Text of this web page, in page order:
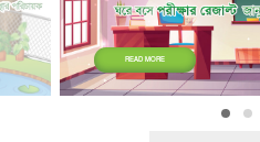
READ MORE